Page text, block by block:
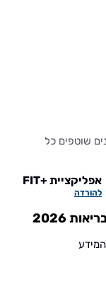
שוטפים כל
אפליקציית +FIT
להורדה
2026